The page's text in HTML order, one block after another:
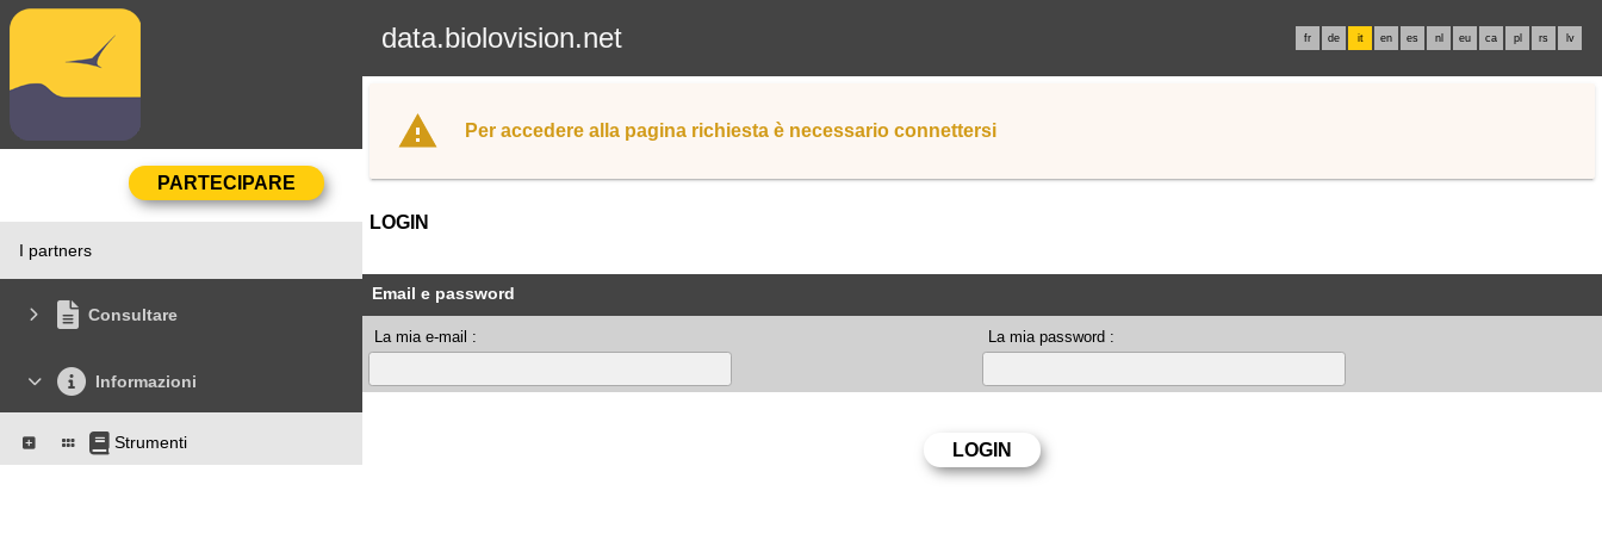
data.biolovision.net fr de it en es nl eu ca pl rs lv
I partners
Consultare
Informazioni
Strumenti
Per accedere alla pagina richiesta è necessario connettersi
LOGIN
Email e password
La mia e-mail : La mia password :